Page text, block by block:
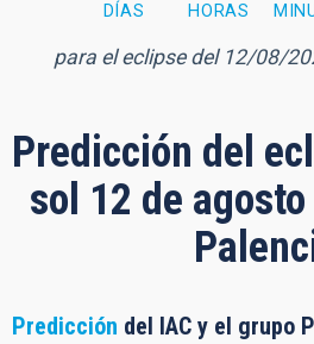
DÍAS HORAS
para el eclipse del 12/08/
Predicción del
sol 12 de
Predicción del IAC y el grupo